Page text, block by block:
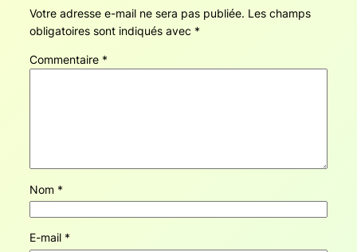
Votre adresse e-mail ne sera pas publiée. Les champs
obligatoires sont indiqués avec *
Commentaire *
Nom *
E-mail *